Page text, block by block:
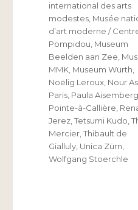
international des arts
modestes Musée
d’art moderne /
Pompidou Museum
Beelden aan Zee
MMK Museum Würth
Noëlig Leroux Nour
Paris Paula Aisemberg
Pointe-à-Callière
Jerez ,Tetsumi Kudo ,
Mercier ,Thibault de
Gialluly Unica Zürn
Wolfgang Stoerchle